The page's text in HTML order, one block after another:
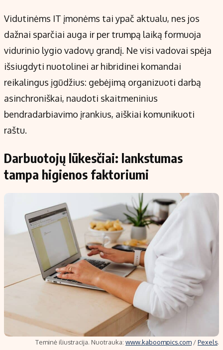
Vidutinėms IT įmonėms tai ypač aktualu, nes jos
dažnai sparčiai auga ir per trumpą laiką formuoja
vidurinio lygio vadovų grandį. Ne visi vadovai spėja
išsiugdyti nuotolinei ar hibridinei komandai
reikalingus įgūdžius: gebėjimą organizuoti darbą
asinchroniškai, naudoti skaitmeninius
bendradarbiavimo įrankius, aiškiai komunikuoti
raštu.
Darbuotojų lūkesčiai: lankstumas
tampa higienos faktoriumi
Teminė iliustracija. Nuotrauka: www.kaboompics.com /Pexels.